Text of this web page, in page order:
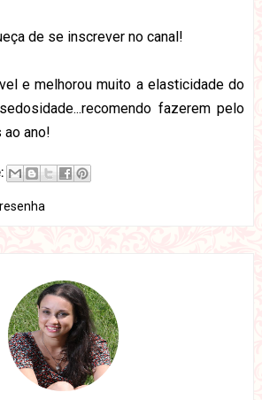
de se inscrever no canal!
e melhorou muito a elasticidade do
fazerem pelo
ano!
resenha